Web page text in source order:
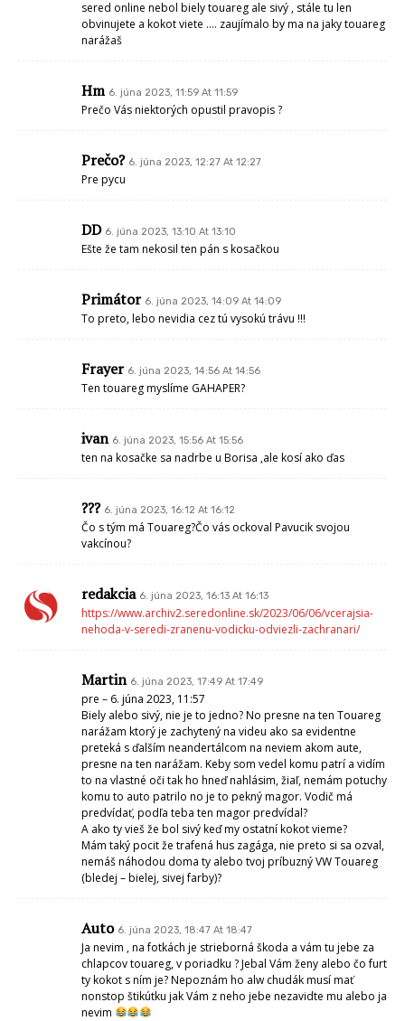
sered online nebol biely touareg ale sivý , stále tu len
obvinujete a kokot viete …. zaujímalo by ma na jaky touareg
narážaš
Hm 6. júna 2023, 11:59 At 11:59
Prečo Vás niektorých opustil pravopis ?
Prečo? 6. júna 2023, 12:27 At 12:27
Pre pycu
DD 6. júna 2023, 13:10 At 13:10
Ešte že tam nekosil ten pán s kosačkou
Primátor 6. júna 2023, 14:09 At 14:09
To preto, lebo nevidia cez tú vysokú trávu !!!
Frayer 6. júna 2023, 14:56 At 14:56
Ten touareg myslíme GAHAPER?
ivan 6. júna 2023, 15:56 At 15:56
ten na kosačke sa nadrbe u Borisa ,ale kosí ako ďas
??? 6. júna 2023, 16:12 At 16:12
Čo s tým má Touareg?Čo vás ockoval Pavucik svojou
vakcínou?
redakcia 6. júna 2023, 16:13 At 16:13
https://www.archiv2.seredonline.sk/2023/06/06/vcerajsia-
nehoda-v-seredi-zranenu-vodicku-odviezli-zachranari/
Martin 6. júna 2023, 17:49 At 17:49
pre – 6. júna 2023, 11:57
Biely alebo sivý, nie je to jedno? No presne na ten Touareg
narážam ktorý je zachytený na videu ako sa evidentne
preteká s ďalším neandertálcom na neviem akom aute,
presne na ten narážam. Keby som vedel komu patrí a vidím
to na vlastné oči tak ho hneď nahlásim, žiaľ, nemám potuchy
komu to auto patrilo no je to pekný magor. Vodič má
predvídať, podľa teba ten magor predvídal?
A ako ty vieš že bol sivý keď my ostatní kokot vieme?
Mám taký pocit že trafená hus zagága, nie preto si sa ozval,
nemáš náhodou doma ty alebo tvoj príbuzný VW Touareg
(bledej – bielej, sivej farby)?
Auto 6. júna 2023, 18:47 At 18:47
Ja nevim , na fotkách je strieborná škoda a vám tu jebe za
chlapcov touareg, v poriadku ? Jebal Vám ženy alebo čo furt
ty kokot s ním je? Nepoznám ho alw chudák musí mať
nonstop štikútku jak Vám z neho jebe nezavidte mu alebo ja
nevim